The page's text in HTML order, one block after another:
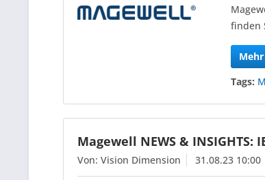
finden
Tags:
Magewell NEWS & INSIGHTS:
Von: Vision Dimension 31.08.23 10:00